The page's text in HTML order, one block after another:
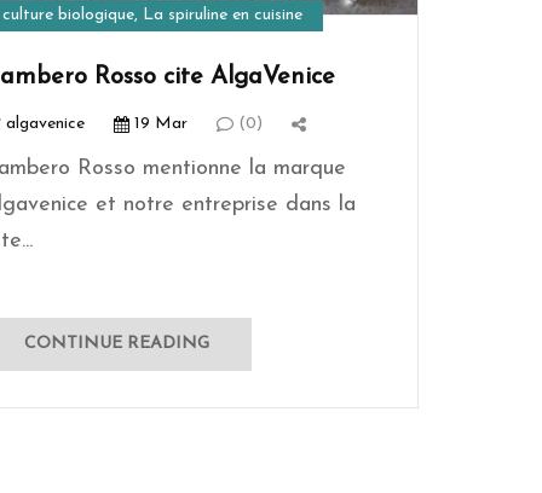
culture biologique, La spiruline en cuisine
Rosso cite AlgaVenice
algavenice 19 Mar (0)
Rosso mentionne la marque
et notre entreprise dans la
CONTINUE READING